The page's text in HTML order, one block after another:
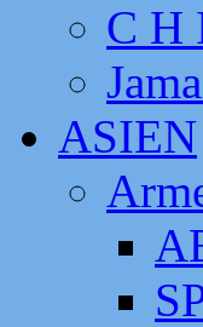
C H
ASIEN